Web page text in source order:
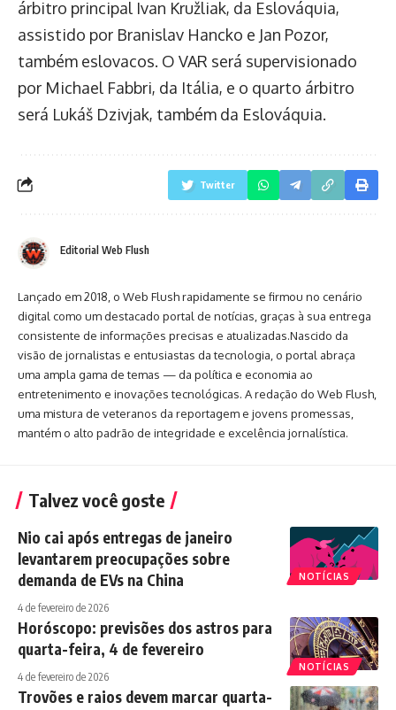
árbitro principal Ivan Kružliak, da Eslováquia,
assistido por Branislav Hancko e Jan Pozor,
também eslovacos. O VAR será supervisionado
por Michael Fabbri, da Itália, e o quarto árbitro
será Lukáš Dzivjak, também da Eslováquia.
Twitter
Editorial Web Flush
Lançado em 2018, o Web Flush rapidamente se firmou no cenário
digital como um destacado portal de notícias, graças à sua entrega
consistente de informações precisas e atualizadas.Nascido da
visão de jornalistas e entusiastas da tecnologia, o portal abraça
uma ampla gama de temas — da política e economia ao
entretenimento e inovações tecnológicas. A redação do Web Flush,
uma mistura de veteranos da reportagem e jovens promessas,
mantém o alto padrão de integridade e excelência jornalística.
Talvez você goste
NOTÍCIAS
Nio cai após entregas de janeiro
levantarem preocupações sobre
demanda de EVs na China
4 de fevereiro de 2026
NOTÍCIAS
Horóscopo: previsões dos astros para
quarta-feira, 4 de fevereiro
4 de fevereiro de 2026
Trovões e raios devem marcar quarta-